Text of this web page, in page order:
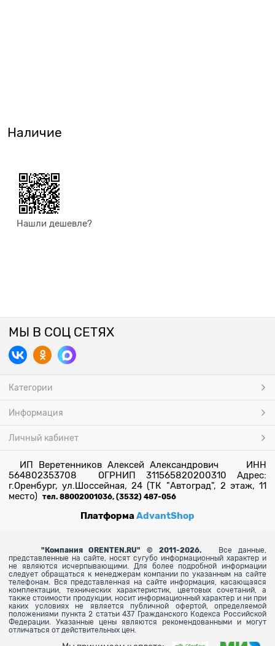
Наличие
Нашли дешевле?
МЫ В СОЦ СЕТЯХ
Категории
Информация
Личный кабинет
ИП Веретенников Алексей Александрович ИНН
564802353708 ОГРНИП 311565820200310 Адрес:
г.Оренбург, ул.Шоссейная, 24 (ТК "Автоград", 2 этаж, 11
место) тел. 88002001036, (3532) 487-056
ПлатформаAdvantShop
" Компания ORENTEN.RU" © 2011-2026.
Все данные,
представленные на сайте, носят сугубо информационный характер и
не являются исчерпывающими. Для более подробной информации
следует обращаться к менеджерам компании по указанным на сайте
телефонам. Вся представленная на сайте информация, касающаяся
комплектации, технических характеристик, цветовых сочетаний, а
также стоимости продукции, носит информационный характер и ни при
каких условиях не является публичной офертой, определяемой
положениями пункта 2 статьи 437 Гражданского Кодекса Российской
Федерации. Указанные цены являются рекомендованными и могут
отличаться от действительных цен.